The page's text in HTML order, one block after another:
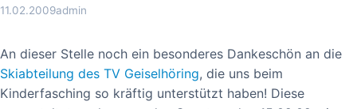
11.02.2009admin
An dieser Stelle noch ein besonderes Dankeschön an die
Skiabteilung des TV Geiselhöring, die uns beim
Kinderfasching so kräftig unterstützt haben! Diese